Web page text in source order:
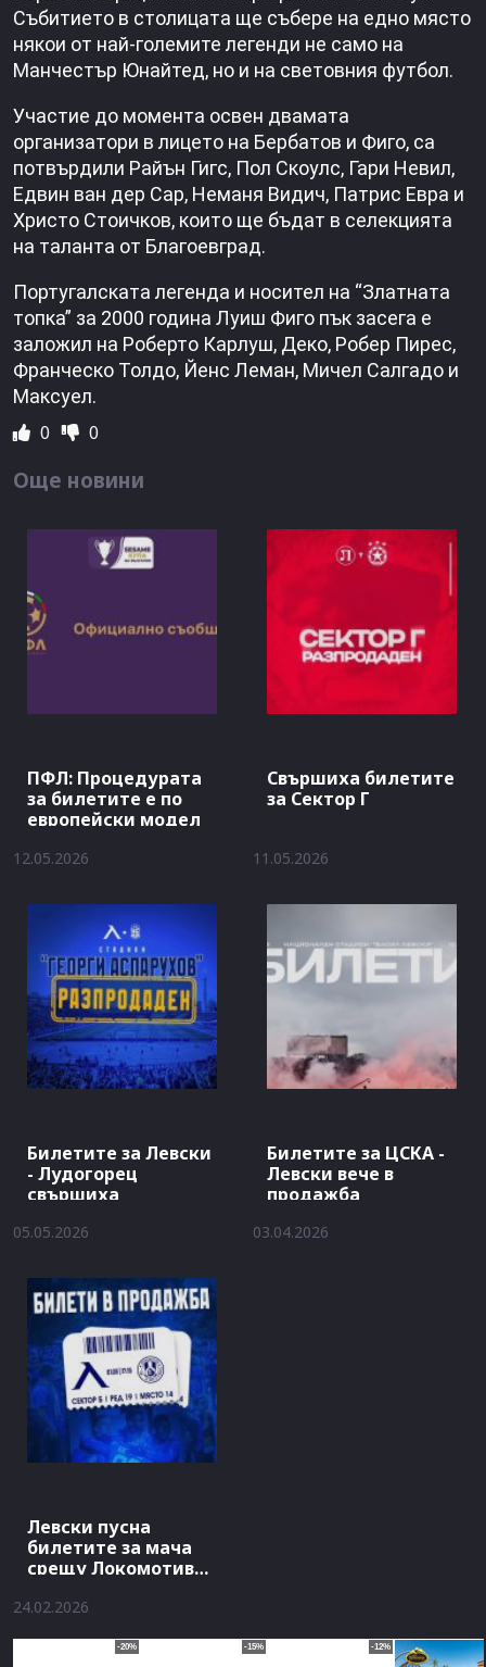
Събитието в столицата ще събере на едно място
някои от най-големите легенди не само на
Манчестър Юнайтед, но и на световния футбол.
Участие до момента освен двамата
организатори в лицето на Бербатов и Фиго, са
потвърдили Райън Гигс, Пол Скоулс, Гари Невил,
Едвин ван дер Сар, Неманя Видич, Патрис Евра и
Христо Стоичков, които ще бъдат в селекцията
на таланта от Благоевград.
Португалската легенда и носител на “Златната
топка” за 2000 година Луиш Фиго пък засега е
заложил на Роберто Карлуш, Деко, Робер Пирес,
Франческо Толдо, Йенс Леман, Мичел Салгадо и
Максуел.
0 0
Още новини
ПФЛ: Процедурата
за билетите е по
европейски модел
12.05.2026
Свършиха билетите
за Сектор Г
11.05.2026
Билетите за Левски
- Лудогорец
свършиха
05.05.2026
Билетите за ЦСКА -
Левски вече в
продажба
03.04.2026
Левски пусна
билетите за мача
срещу Локомотив
24.02.2026